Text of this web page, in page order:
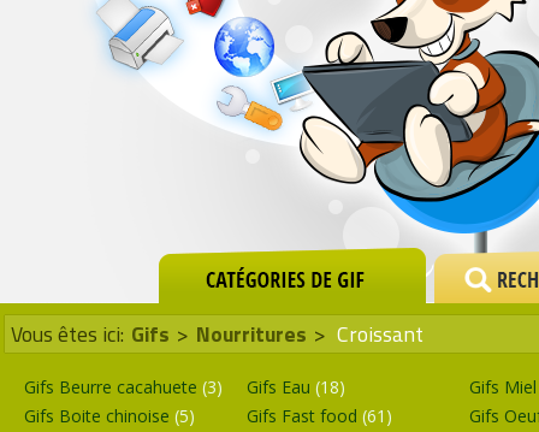
Vous êtes ici: Gifs > Nourritures > Croissant
Gifs Beurre cacahuete (3)
Gifs Boite chinoise (5)
Gifs Eau (18)
Gifs Fast food (61)
Gifs
Gifs